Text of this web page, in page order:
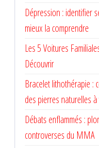
Dépression : identifier
mieux la comprendre
Les 5 Voitures
Découvrir
Bracelet lithothérapie :
des pierres naturelles
Débats enflammés :
controverses du MMA